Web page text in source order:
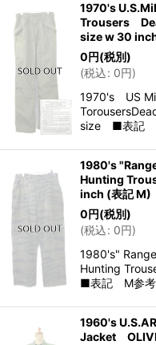
1970's
Trousers
size w 30
0円(税別)
(税込: 0円)
1970's US
size ■表記
1980's
Hunting
inch (表記 M)
0円(税別)
(税込: 0円)
1980's"
Hunting
■表記 M参
1960's
Jacket